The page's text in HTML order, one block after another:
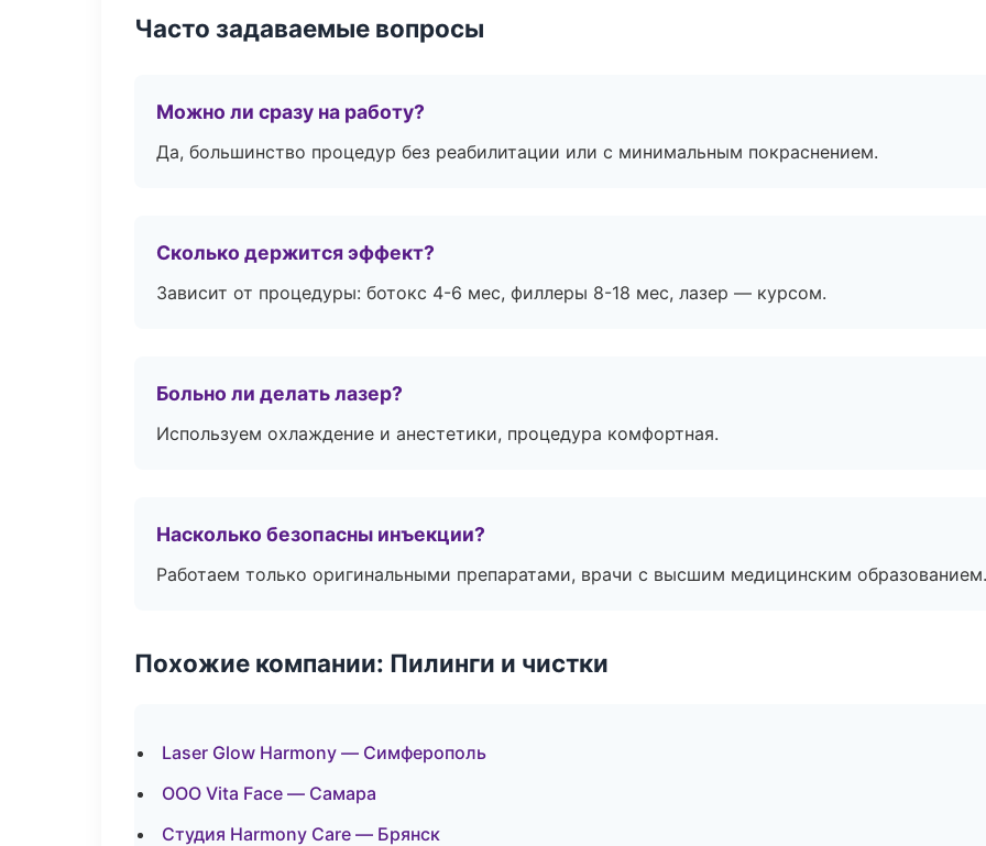
Часто задаваемые вопросы
Можно ли сразу на работу?
Да, большинство процедур без реабилитации или с минимальным покраснением.
Сколько держится эффект?
Зависит от процедуры: ботокс 4-6 мес, филлеры 8-18 мес, лазер — курсом.
Больно ли делать лазер?
Используем охлаждение и анестетики, процедура комфортная.
Насколько безопасны инъекции?
Работаем только оригинальными препаратами, врачи с высшим медицинским образованием.
Похожие компании: Пилинги и чистки
Laser Glow Harmony — Симферополь
ООО Vita Face — Самара
Студия Harmony Care — Брянск